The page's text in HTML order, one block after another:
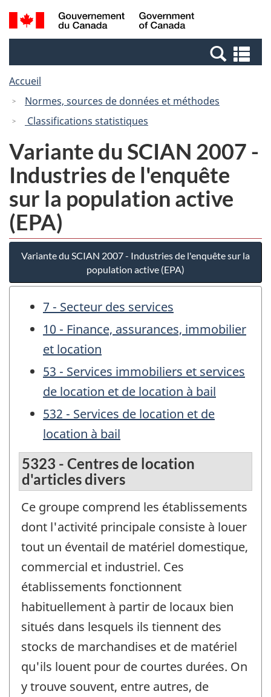
Passer
au
Passer
à
Canada
Recherche
et
et
Accueil
Normes, sources de données et méthodes
Classifications statistiques
Variante du SCIAN 2007 -
Industries de l'enquête
sur la population active
(EPA)
Variante du SCIAN 2007 - Industries de l'enquête sur la
population active (EPA)
7 - Secteur des services
10 - Finance, assurances, immobilier
et location
53 - Services immobiliers et services
de location et de location à bail
532 - Services de location et de
location à bail
5323 - Centres de location
d'articles divers
Ce groupe comprend les établissements
dont l'activité principale consiste à louer
tout un éventail de matériel domestique,
commercial et industriel. Ces
établissements fonctionnent
habituellement à partir de locaux bien
situés dans lesquels ils tiennent des
stocks de marchandises et de matériel
qu'ils louent pour de courtes durées. On
y trouve souvent, entre autres, de